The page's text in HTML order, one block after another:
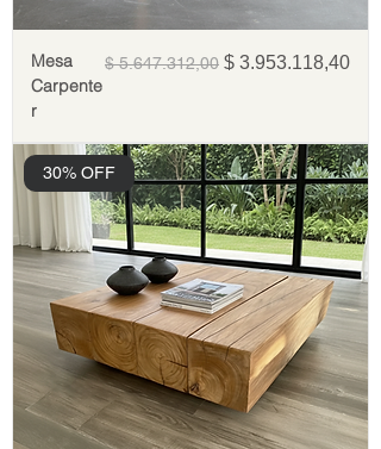
Mesa
Carpente
r
Precio
$ 5.647.312,00 Precio de oferta
$ 3.953.118,40
30% OFF